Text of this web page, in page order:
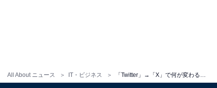
All About ニュース IT・ビジネス
代表的な事例が中国発の「WeChat」です。これはビデ